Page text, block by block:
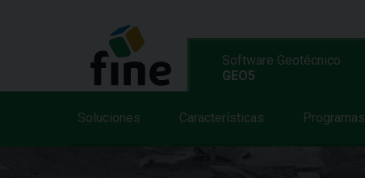
Software Geotécnico
GEO5
Soluciones Características Programas